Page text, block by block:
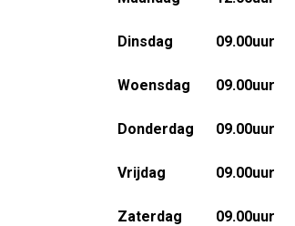
Dinsdag 09.00uur
Woensdag 09.00uur
Donderdag 09.00uur
Vrijdag 09.00uur
Zaterdag 09.00uur